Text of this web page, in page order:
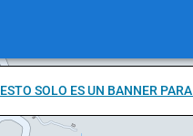
ESTO SOLO ES UN BANNER